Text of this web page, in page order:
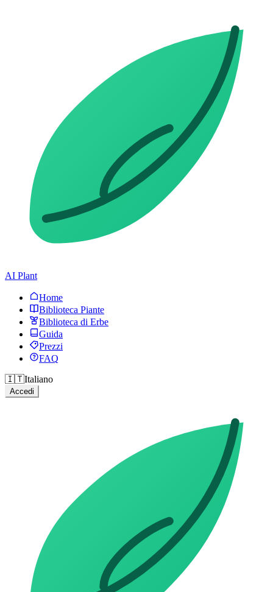
AI Plant
Home
Biblioteca Piante
Biblioteca di Erbe
Guida
Prezzi
FAQ
🇮🇹Italiano
Accedi